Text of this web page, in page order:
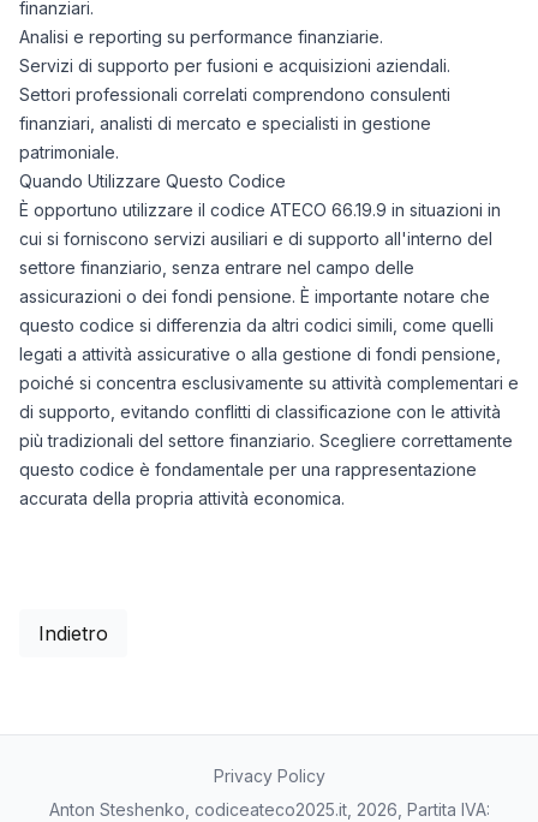
finanziari.
Analisi e reporting su performance finanziarie.
Servizi di supporto per fusioni e acquisizioni aziendali.
Settori professionali correlati comprendono consulenti
finanziari, analisti di mercato e specialisti in gestione
patrimoniale.
Quando Utilizzare Questo Codice
È opportuno utilizzare il codice ATECO 66.19.9 in situazioni in
cui si forniscono servizi ausiliari e di supporto all'interno del
settore finanziario, senza entrare nel campo delle
assicurazioni o dei fondi pensione. È importante notare che
questo codice si differenzia da altri codici simili, come quelli
legati a attività assicurative o alla gestione di fondi pensione,
poiché si concentra esclusivamente su attività complementari e
di supporto, evitando conflitti di classificazione con le attività
più tradizionali del settore finanziario. Scegliere correttamente
questo codice è fondamentale per una rappresentazione
accurata della propria attività economica.
Indietro
Privacy Policy
Anton Steshenko, codiceateco2025.it, 2026, Partita IVA: